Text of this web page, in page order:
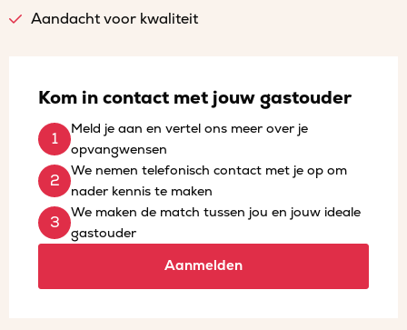
Aandacht voor kwaliteit
Kom in contact met jouw gastouder
Meld je aan en vertel ons meer over je
opvangwensen
We nemen telefonisch contact met je op om
nader kennis te maken
We maken de match tussen jou en jouw ideale
gastouder
Aanmelden